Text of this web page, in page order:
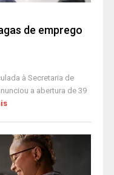
de emprego
à Secretaria de
a abertura de 39